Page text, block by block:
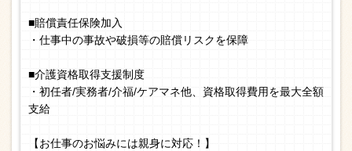
■賠償責任保険加入
・仕事中の事故や破損等の賠償リスクを保障
■介護資格取得支援制度
・初任者/実務者/介福/ケアマネ他、資格取得費用を最大全額
支給
【お仕事のお悩みには親身に対応！】